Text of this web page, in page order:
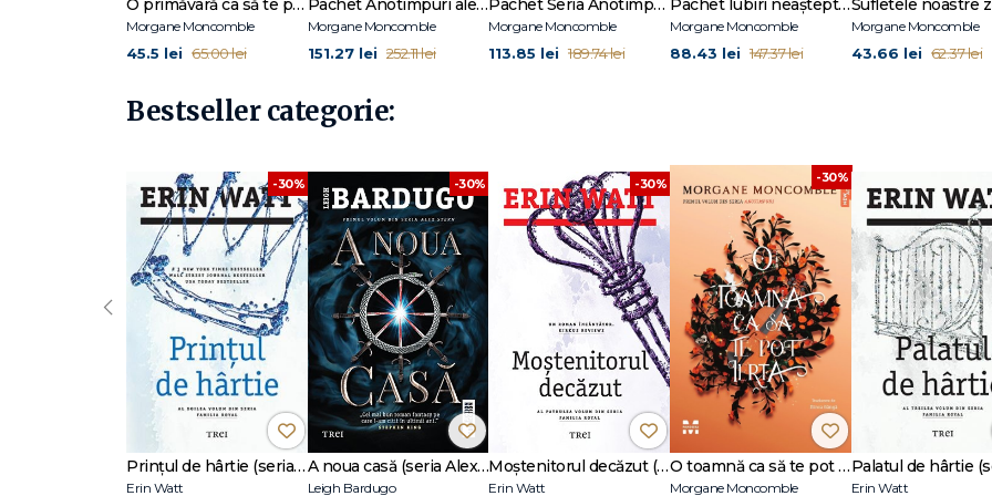
O primăvară ca să te pot iubi (seria Anotimpuri, vol.3)
Morgane Moncomble
45.5 lei 65.00 lei
Pachet Anotimpuri ale inimii
Morgane Moncomble
151.27 lei 252.11 lei
Pachet Seria Anotimpuri - Morgane Moncomble
Morgane Moncomble
113.85 lei 189.74 lei
Pachet Iubiri neașteptate
Morgane Moncomble
88.43 lei 147.37 lei
Morgane Moncomble
43.66 lei 62.37 lei
Bestseller categorie:
-30%
Prințul de hârtie (seria Familia Royal, vol. 2)
Erin Watt
-30%
A noua casă (seria Alex Stern, vol. 1)
Leigh Bardugo
-30%
Moștenitorul decăzut (seria Familia Royal, vol. 4)
Erin Watt
-30%
O toamnă ca să te pot ierta (seria Anotimpuri, vol.1)
Morgane Moncomble Erin Watt
‹